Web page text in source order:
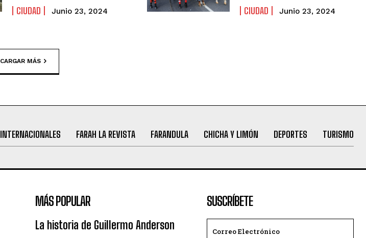
CIUDAD Junio 23, 2024 CIUDAD Junio 23, 2024
CARGAR MÁS
INTERNACIONALES FARAH LA REVISTA FARANDULA CHICHA Y LIMÓN DEPORTES TURISMO
MÁS POPULAR
La historia de Guillermo Anderson
SUSCRÍBETE